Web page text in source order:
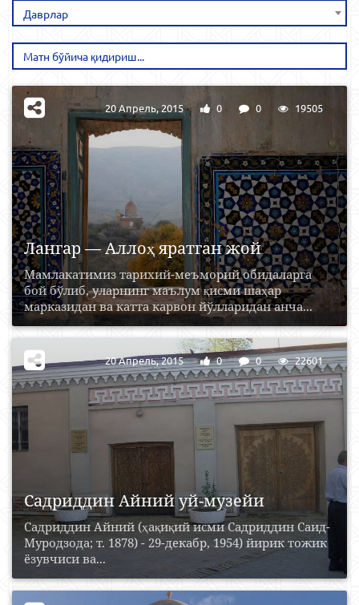
Даврлар
Лангар — Аллоҳ яратган жой
Мамлакатимиз тарихий-меъморий обидаларга
бой бўлиб, уларнинг маълум қисми шаҳар
марказидан ва катта карвон йўлларидан анча...
20 Апрель, 2015 0 0 19505
Садриддин Айний уй-музейи
Садриддин Айний (ҳақиқий исми Садриддин Саид-
Муродзода; т. 1878) - 29-декабр, 1954) йирик тожик
ёзувчиси ва...
20 Апрель, 2015 0 0 22601